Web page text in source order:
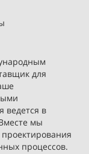
для
ведется в
мы
процессов.